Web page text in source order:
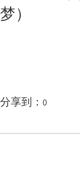
梦）
分享到： 0